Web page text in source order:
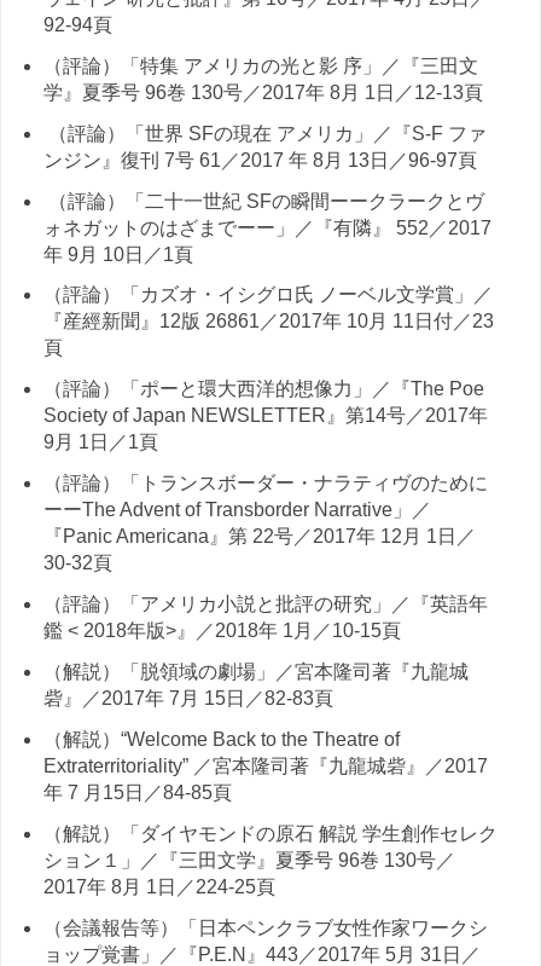
92-94頁
（評論）「特集 アメリカの光と影 序」／『三田文
学』夏季号 96巻 130号／2017年 8月 1日／12-13頁
（評論）「世界 SFの現在 アメリカ」／『S-F ファ
ンジン』復刊 7号 61／2017 年 8月 13日／96-97頁
（評論）「二十一世紀 SFの瞬間ーークラークとヴ
ォネガットのはざまでーー」／『有隣』 552／2017
年 9月 10日／1頁
（評論）「カズオ・イシグロ氏 ノーベル文学賞」／
『産經新聞』12版 26861／2017年 10月 11日付／23
頁
（評論）「ポーと環大西洋的想像力」／『The Poe
Society of Japan NEWSLETTER』第14号／2017年
9月 1日／1頁
（評論）「トランスボーダー・ナラティヴのために
ーーThe Advent of Transborder Narrative」／
『Panic Americana』第 22号／2017年 12月 1日／
30-32頁
（評論）「アメリカ小説と批評の研究」／『英語年
鑑 < 2018年版>』／2018年 1月／10-15頁
（解説）「脱領域の劇場」／宮本隆司著『九龍城
砦』／2017年 7月 15日／82-83頁
（解説）“Welcome Back to the Theatre of
Extraterritoriality” ／宮本隆司著『九龍城砦』／2017
年 7 月15日／84-85頁
（解説）「ダイヤモンドの原石 解説 学生創作セレク
ション１」／『三田文学』夏季号 96巻 130号／
2017年 8月 1日／224-25頁
（会議報告等）「日本ペンクラブ女性作家ワークシ
ョップ覚書」／『P.E.N』443／2017年 5月 31日／